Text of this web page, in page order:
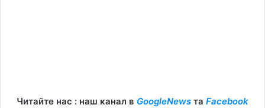
Читайте нас : наш канал в GoogleNews та Facebook